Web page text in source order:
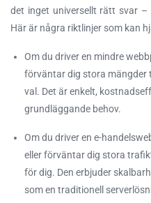
det inget universellt rätt svar –
Här är några riktlinjer som kan
Om du driver en mindre
förväntar dig stora mängder
val. Det är enkelt,
grundläggande behov.
Om du driver en e-
eller förväntar dig stora
för dig. Den erbjuder
som en traditionell